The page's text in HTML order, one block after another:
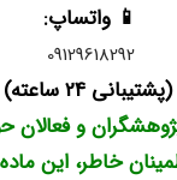
📱 واتساپ:
09129618292
24 ساعته)
و فعالان
خاطر، این ماده